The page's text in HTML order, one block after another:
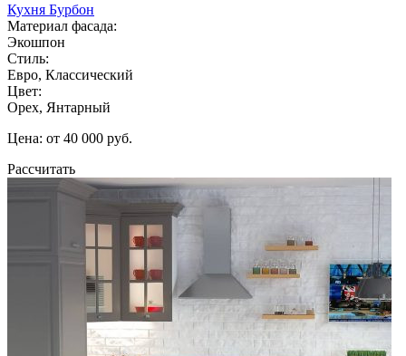
Кухня Бурбон
Материал фасада:
Экошпон
Стиль:
Евро, Классический
Цвет:
Орех, Янтарный
Цена: от 40 000 руб.
Рассчитать